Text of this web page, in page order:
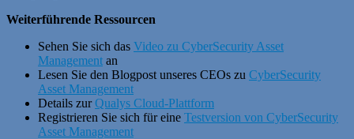
Weiterführende Ressourcen
Sehen Sie sich das Video zu CyberSecurity Asset
Management an
Lesen Sie den Blogpost unseres CEOs zu CyberSecurity
Asset Management
Details zurQualys Cloud-Plattform
Registrieren Sie sich für eine Testversion von CyberSecurity
Asset Management